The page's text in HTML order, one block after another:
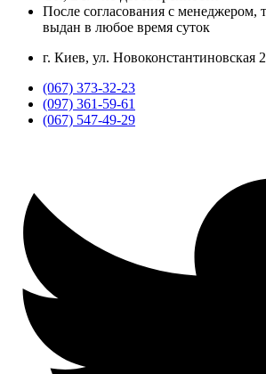
После согласования с менеджером,
выдан в любое время суток
г. Киев, ул. Новоконстантиновская
(067) 373-32-23
(097) 361-59-61
(067) 547-49-29